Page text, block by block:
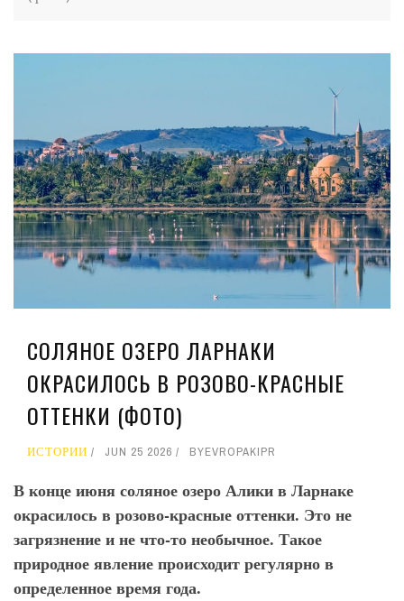
СОЛЯНОЕ ОЗЕРО ЛАРНАКИ
ОКРАСИЛОСЬ В РОЗОВО-КРАСНЫЕ
ОТТЕНКИ (ФОТО)
ИСТОРИИ JUN 25 2026 BYEVROPAKIPR
В конце июня соляное озеро Алики в Ларнаке
окрасилось в розово-красные оттенки. Это не
загрязнение и не что-то необычное. Такое
природное явление происходит регулярно в
определенное время года.